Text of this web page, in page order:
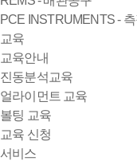
PCE INSTRUMENTS -
교육
교육안내
진동분석교육
얼라이먼트 교육
볼팅 교육
교육 신청
서비스